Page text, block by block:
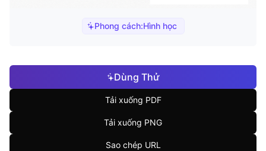
Phong cách:Hình học
Dùng Thử
Tải xuống PDF
Tải xuống PNG
Sao chép URL